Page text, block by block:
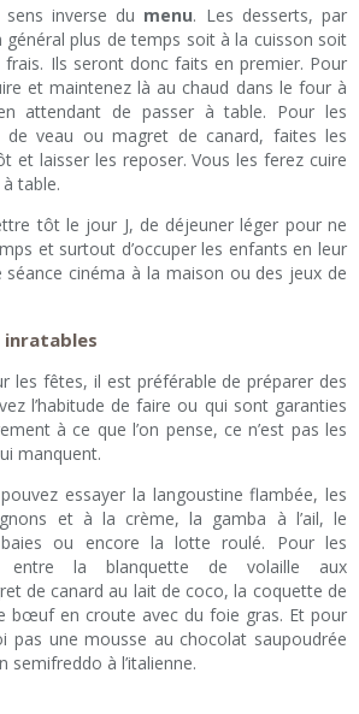
inverse du menu. Les desserts, par
général plus de temps soit à la cuisson soit
Ils seront donc faits en premier. Pour
et maintenez là au chaud dans le four à
attendant de passer à table. Pour les
veau ou magret de canard, faites les
et laisser les reposer. Vous les ferez cuire
table.
tôt le jour J, de déjeuner léger pour ne
et surtout d’occuper les enfants en leur
cinéma à la maison ou des jeux de
inratables
les fêtes, il est préférable de préparer des
l’habitude de faire ou qui sont garanties
à ce que l’on pense, ce n’est pas les
manquent.
essayer la langoustine flambée, les
et à la crème, la gamba à l’ail, le
ou encore la lotte roulé. Pour les
entre la blanquette de volaille aux
de canard au lait de coco, la coquette de
bœuf en croute avec du foie gras. Et pour
pas une mousse au chocolat saupoudrée
semifreddo à l’italienne.